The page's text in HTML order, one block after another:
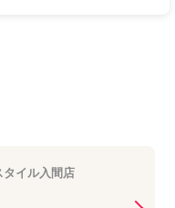
タイル入間店